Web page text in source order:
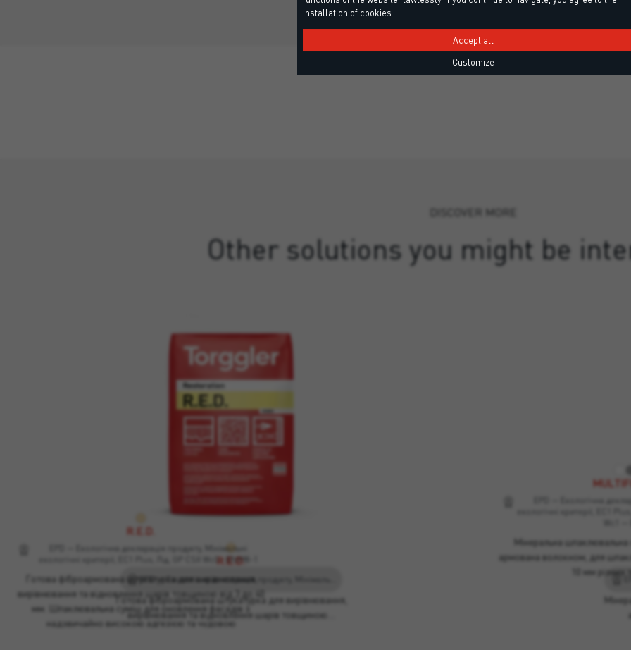
DISCOVER MORE
Other solutions you might be
R.E.D.
Готова фіброармована штукатурка для вирівнювання,
вирівнювання та відновлення шарів товщиною…
R.E.D.
екологічні критерії, EC1 Plus, Лід, GP CSII Wc0 - EN998-1
Готова фіброармована штукатурка для вирівнювання,
вирівнювання та відновлення шарів товщиною від 3 до 40
мм. Шпаклювальна суміш для оновлення фасадів з
надзвичайно високою адгезією та чудовою
екологічні критерії, EC1
Мінеральна шпаклювальна
армована волокном, для
10 мм різних
installation of cookies.
Accept all
Customize